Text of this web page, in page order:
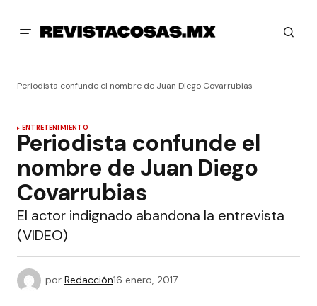
Periodista confunde el nombre de Juan Diego Covarrubias
ENTRETENIMIENTO
Periodista confunde el
nombre de Juan Diego
Covarrubias
El actor indignado abandona la entrevista
(VIDEO)
por Redacción16 enero, 2017